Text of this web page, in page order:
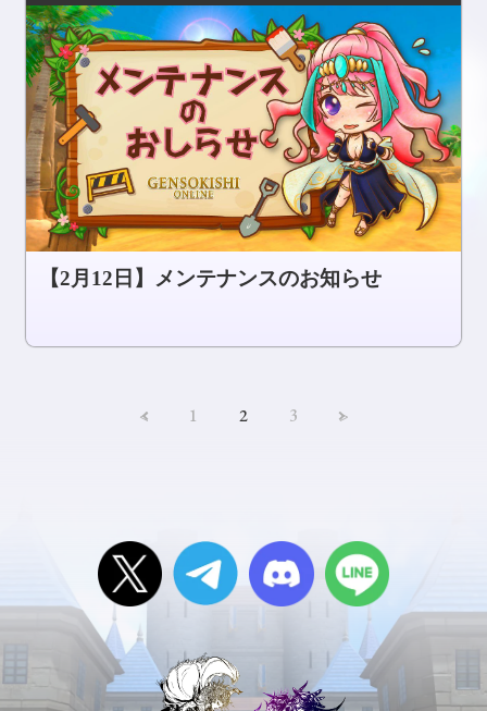
【2月12日】メンテナンスのお知らせ
< 1 2 3 >